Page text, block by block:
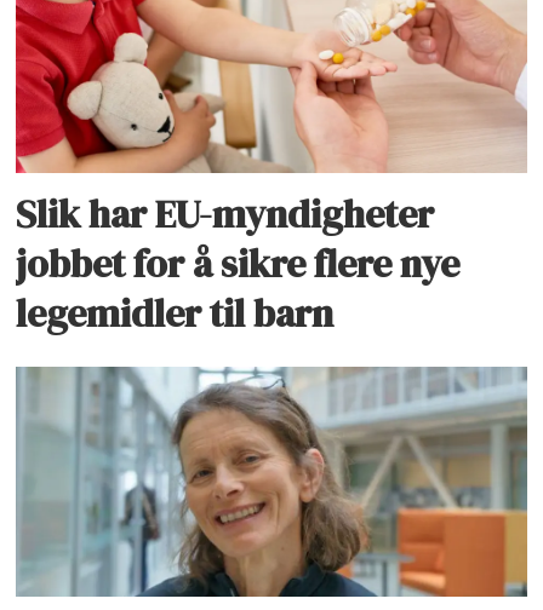
Slik har EU-myndigheter
jobbet for å sikre flere nye
legemidler til barn